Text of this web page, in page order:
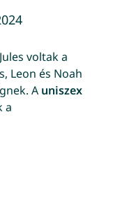
voltak a
Leon és Noah
A uniszex
a